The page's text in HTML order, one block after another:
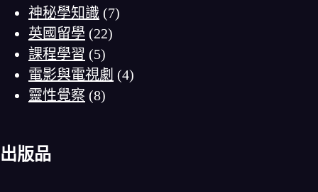
神秘學知識 (7)
英國留學 (22)
課程學習 (5)
電影與電視劇 (4)
靈性覺察 (8)
出版品